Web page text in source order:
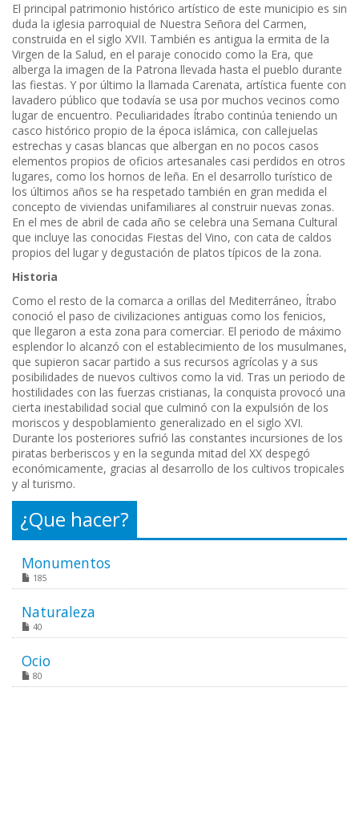
El principal patrimonio histórico artístico de este municipio es sin
duda la iglesia parroquial de Nuestra Señora del Carmen,
construida en el siglo XVII. También es antigua la ermita de la
Virgen de la Salud, en el paraje conocido como la Era, que
alberga la imagen de la Patrona llevada hasta el pueblo durante
las fiestas. Y por último la llamada Carenata, artística fuente con
lavadero público que todavía se usa por muchos vecinos como
lugar de encuentro. Peculiaridades Ítrabo continúa teniendo un
casco histórico propio de la época islámica, con callejuelas
estrechas y casas blancas que albergan en no pocos casos
elementos propios de oficios artesanales casi perdidos en otros
lugares, como los hornos de leña. En el desarrollo turístico de
los últimos años se ha respetado también en gran medida el
concepto de viviendas unifamiliares al construir nuevas zonas.
En el mes de abril de cada año se celebra una Semana Cultural
que incluye las conocidas Fiestas del Vino, con cata de caldos
propios del lugar y degustación de platos típicos de la zona.
Historia
Como el resto de la comarca a orillas del Mediterráneo, Ítrabo
conoció el paso de civilizaciones antiguas como los fenicios,
que llegaron a esta zona para comerciar. El periodo de máximo
esplendor lo alcanzó con el establecimiento de los musulmanes,
que supieron sacar partido a sus recursos agrícolas y a sus
posibilidades de nuevos cultivos como la vid. Tras un periodo de
hostilidades con las fuerzas cristianas, la conquista provocó una
cierta inestabilidad social que culminó con la expulsión de los
moriscos y despoblamiento generalizado en el siglo XVI.
Durante los posteriores sufrió las constantes incursiones de los
piratas berberiscos y en la segunda mitad del XX despegó
económicamente, gracias al desarrollo de los cultivos tropicales
y al turismo.
¿Que hacer?
Monumentos
185
Naturaleza
40
Ocio
80